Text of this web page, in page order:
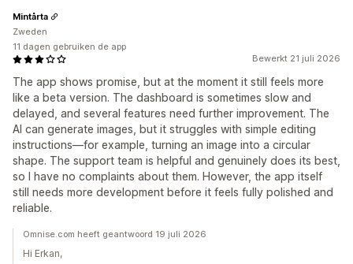
Bewerkt 21 juli 2026
The app shows promise, but at the moment it still feels more
like a beta version. The dashboard is sometimes slow and
delayed, and several features need further improvement. The
AI can generate images, but it struggles with simple editing
instructions—for example, turning an image into a circular
shape. The support team is helpful and genuinely does its best,
so I have no complaints about them. However, the app itself
still needs more development before it feels fully polished and
reliable.
Mintårta
Zweden
11 dagen gebruiken de app
Omnise.com heeft geantwoord 19 juli 2026
Hi Erkan,